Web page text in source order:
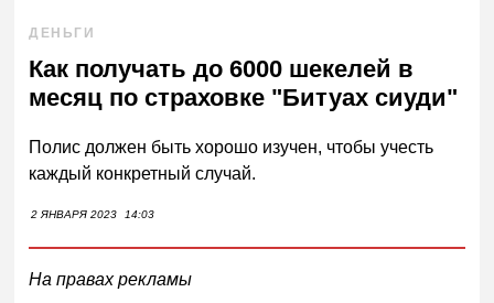
ДЕНЬГИ
Как получать до 6000 шекелей в
месяц по страховке "Битуах сиуди"
Полис должен быть хорошо изучен, чтобы учесть
каждый конкретный случай.
2 ЯНВАРЯ 2023 14:03
На правах рекламы